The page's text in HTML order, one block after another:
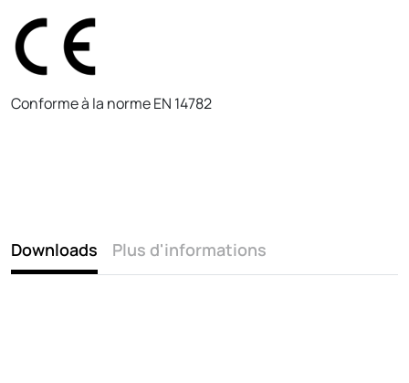
Conforme à la norme EN 14782
Downloads Plus d'informations